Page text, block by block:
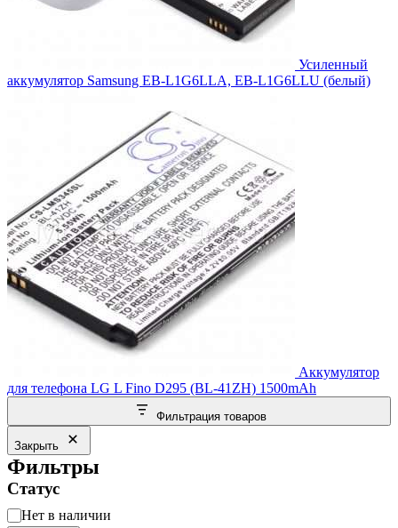
Усиленный
аккумулятор Samsung EB-L1G6LLA, EB-L1G6LLU (белый)
Аккумулятор
для телефона LG L Fino D295 (BL-41ZH) 1500mAh
Фильтрация товаров
Закрыть
Фильтры
Статус
Статус
Нет в наличии